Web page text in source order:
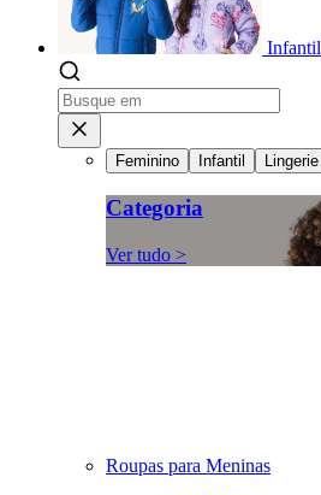
Infantil
Feminino Infantil Lingerie
Categoria
Ver tudo >
Roupas para Meninas